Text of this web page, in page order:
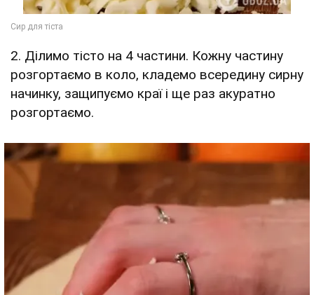
2. Ділимо тісто на 4 частини. Кожну частину
розгортаємо в коло, кладемо всередину сирну
начинку, защипуємо краї і ще раз акуратно
розгортаємо.